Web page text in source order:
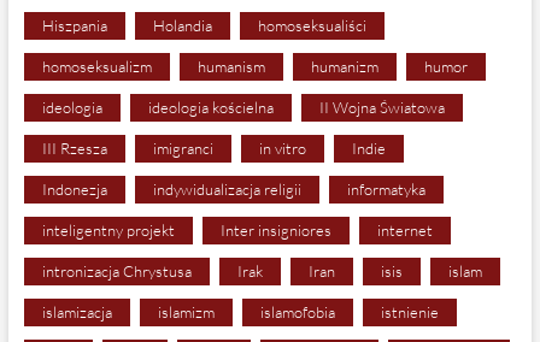
Hiszpania Holandia homoseksualiści
homoseksualizm humanism humanizm humor
ideologia ideologia kościelna II Wojna Światowa
III Rzesza imigranci in vitro Indie
Indonezja indywidualizacja religii informatyka
inteligentny projekt Inter insigniores internet
intronizacja Chrystusa Irak Iran isis islam
islamizacja islamizm islamofobia istnienie